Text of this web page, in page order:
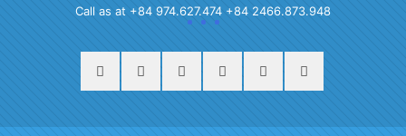
Call as at +84 974.627.474 +84 2466.873.948